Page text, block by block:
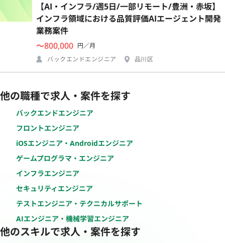
【AI・インフラ/週5日/一部リモート/豊洲・赤坂】
インフラ領域における品質評価AIエージェント開発
業務案件
〜800,000 円／月
バックエンドエンジニア
品川区
他の職種で求人・案件を探す
バックエンドエンジニア
フロントエンジニア
iOSエンジニア・Androidエンジニア
ゲームプログラマ・エンジニア
インフラエンジニア
セキュリティエンジニア
テストエンジニア・テクニカルサポート
AIエンジニア・機械学習エンジニア
他のスキルで求人・案件を探す